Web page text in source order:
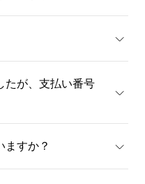
たが、支払い番号
ますか？